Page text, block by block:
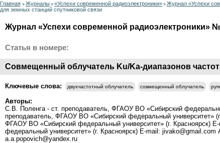
Главная > Журналы > «Успехи современной радиоэлектроники» > Журнал «Успехи
для земных станций спутниковой связи
Журнал «Успехи современной радиоэлектроники»
Статья в номере:
Совмещенный облучатель Ku/Ka-диапазонов
Ключевые слова: двухчастотный облучатель совмещенный облучатель
Авторы:
С.В. Поленга - ст. преподаватель, ФГАОУ ВО «Сибирский
преподаватель, ФГАОУ ВО «Сибирский федеральный университет»
ФГАОУ ВО «Сибирский федеральный университет» (г.
федеральный университет» (г. Красноярск) E-mail:
a.a.popovich@yandex.ru